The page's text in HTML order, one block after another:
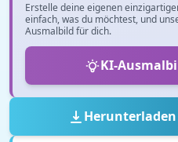
Erstelle deine eigenen
einfach, was du möchtest, und
Ausmalbild für dich.
KI-
Herunterladen